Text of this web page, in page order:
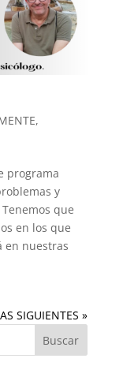
,
programa
y
que
en los que
en nuestras
SIGUIENTES »
Buscar